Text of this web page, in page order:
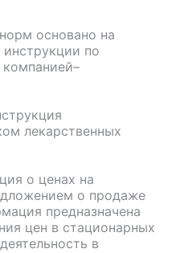
основано на
по
лекарственных
о ценах на
о продаже
предназначена
цен в стационарных
в